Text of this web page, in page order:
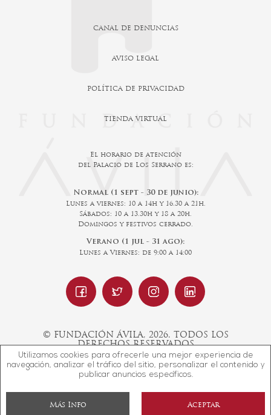
Utilizamos cookies para ofrecerle una mejor experiencia de
navegación, analizar el tráfico del sitio, personalizar el contenido y
publicar anuncios específicos.
Aceptar
Más Info
CANAL DE DENUNCIAS
AVISO LEGAL
POLÍTICA DE PRIVACIDAD
TIENDA VIRTUAL
El horario de atención
del Palacio de Los Serrano es:
Normal (1 sept - 30 de junio):
Lunes a viernes: 10 a 14h y 16.30 a 21h.
Sábados: 10 a 13.30h y 18 a 20h.
Domingos y festivos cerrado.
Verano (1 jul - 31 ago):
Lunes a Viernes: de 9:00 a 14:00
© FUNDACIÓN ÁVILA, 2026. TODOS LOS
DERECHOS RESERVADOS
Diseño web SGM